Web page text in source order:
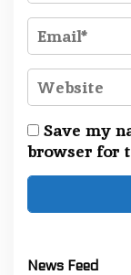
Save my
browser for
News Feed